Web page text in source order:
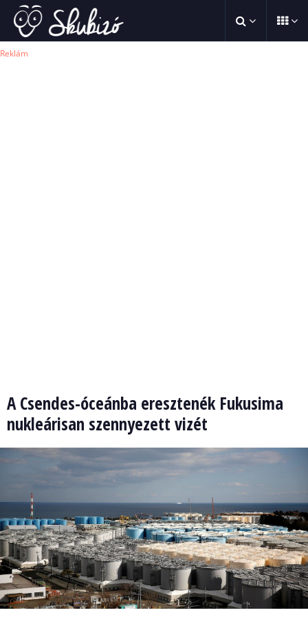
Reklám
A Csendes-óceánba eresztenék Fukusima
nukleárisan szennyezett vizét